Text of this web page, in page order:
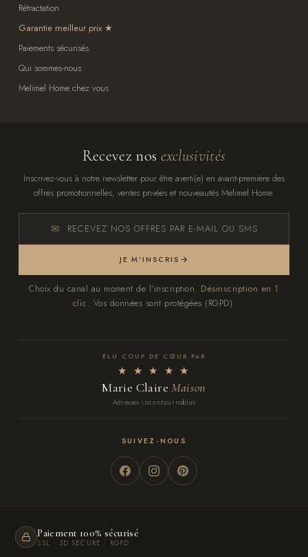
Rétractation
Garantie meilleur prix
Paiements sécurisés
Qui sommes-nous
Melimel Home chez vous
Recevez nos exclusivités
Inscrivez-vous à notre newsletter pour être averti(e) en avant-première des
offres promotionnelles, ventes privées et nouveautés Melimel Home.
RECEVEZ NOS OFFRES PAR E-MAIL OU SMS
JE M'INSCRIS
Choix du canal au moment de l'inscription. Désinscription en 1
clic. Vos données sont protégées (RGPD).
ÉLU COUP DE CŒUR PAR
★ ★ ★ ★ ★
Marie ClaireMaison
Adresses incontournables
SUIVEZ-NOUS
Paiement 100% sécurisé
SSL · 3D SECURE · RGPD